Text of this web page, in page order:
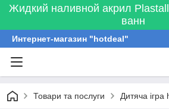
Жидкий наливной акрил
ванн
Интернет-магазин "hotdeal"
Товари та послуги Дитяча